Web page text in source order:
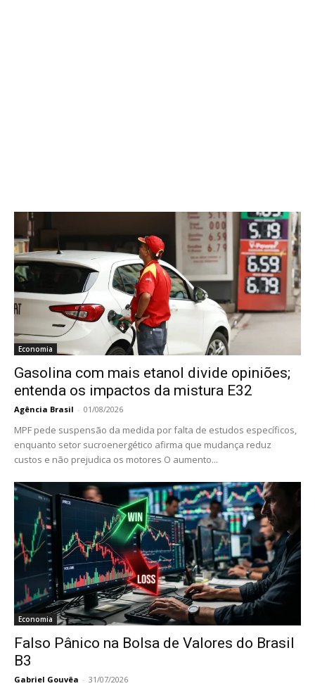
Economia
Gasolina com mais etanol divide opiniões;
entenda os impactos da mistura E32
Agência Brasil - 01/08/2026
MPF pede suspensão da medida por falta de estudos específicos,
enquanto setor sucroenergético afirma que mudança reduz
custos e não prejudica os motores O aumento...
Economia
Falso Pânico na Bolsa de Valores do Brasil
B3
Gabriel Gouvêa - 31/07/2026